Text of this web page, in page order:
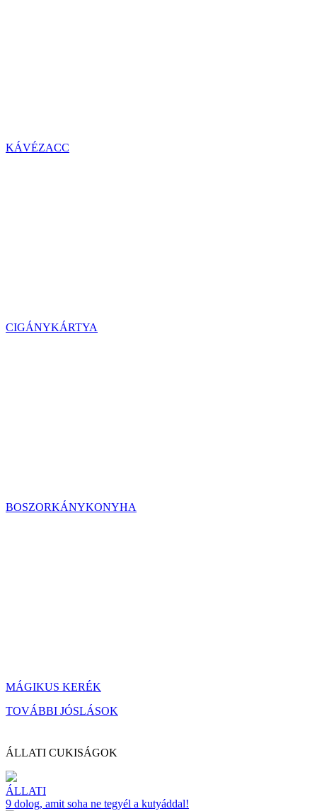
KÁVÉZACC
CIGÁNYKÁRTYA
BOSZORKÁNYKONYHA
MÁGIKUS KERÉK
TOVÁBBI JÓSLÁSOK
ÁLLATI CUKISÁGOK
ÁLLATI
9 dolog, amit soha ne tegyél a kutyáddal!